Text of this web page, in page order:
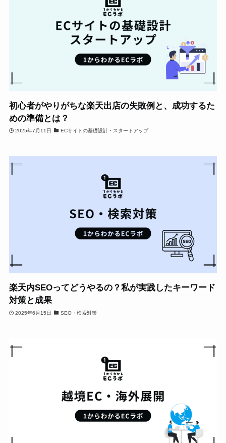
初心者がやりがちな楽天出店の失敗例と、成功するた
めの準備とは？
2025年7月11日 ECサイトの基礎設計・スタートアップ
楽天内SEOってどうやるの？私が実践したキーワード
対策と成果
2025年6月15日 SEO・検索対策